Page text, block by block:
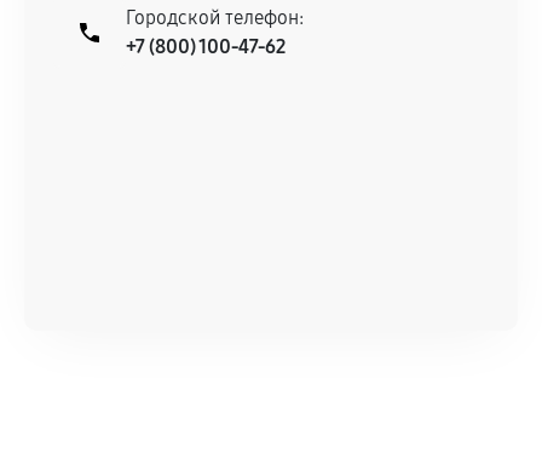
При этом гарантия на сами комплектующие
остается на стороне производителя или
Городской телефон:
+7 (800) 100-47-62